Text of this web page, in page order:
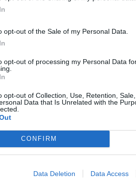
opt-out of the Sale of my Personal Data.
opt-out of processing my Personal Data
opt-out of Collection, Use, Retention,
Data that Is Unrelated with the
CONFIRM
Data Deletion Data Access
kun miehen joukkue haki mainion 4-
maalia reilun puolen tunnin
itse, sillä suomalaistaituri oli
kolmanneksi viimeisenä 29
saapuu sarjassa toisena oleva
– jälleen puskumaali 2. Bundesliigassa!